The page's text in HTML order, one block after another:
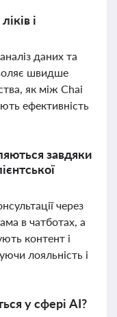
і
даних та
швидше
як між Chai
ефективність
завдяки
через
в чатботах, а
контент і
лояльність і
у сфері AI?